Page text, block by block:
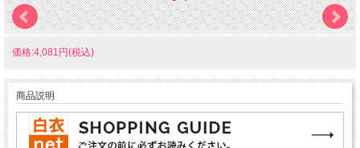
価格:4,081円(税込)
商品説明